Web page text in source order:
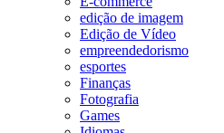
edição de imagem
Edição de Vídeo
empreendedorismo
esportes
Finanças
Fotografia
Games